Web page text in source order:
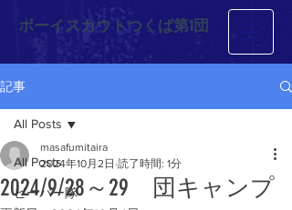
ボーイスカウトつくば第1団
記事
All Posts
ビーバー隊
All Posts
2024/9/28～29 団キャンプ
masafumitaira
2024年10月2日 読了時間: 1分